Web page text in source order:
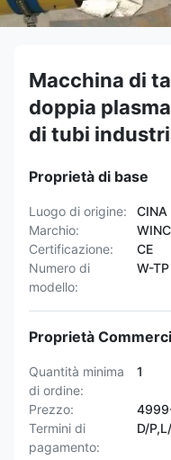
Macchina di
doppia
di tubi
Proprietà di base
Luogo di origine:
CINA
Marchio:
Certificazione:
CE
Numero di
modello:
W-TP
Proprietà
Quantità minima
di ordine:
1
Prezzo:
Termini di
pagamento:
D/